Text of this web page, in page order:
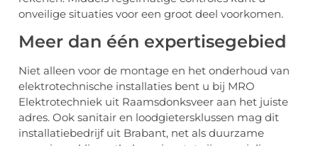
onveilige situaties voor een groot deel voorkomen.
Meer dan één expertisegebied
Niet alleen voor de montage en het onderhoud van
elektrotechnische installaties bent u bij MRO
Elektrotechniek uit Raamsdonksveer aan het juiste
adres. Ook sanitair en loodgietersklussen mag dit
installatiebedrijf uit Brabant, net als duurzame